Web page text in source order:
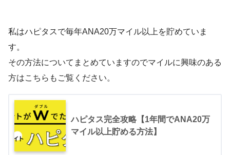
私はハピタスで毎年ANA20万マイル以上を貯めていま
す。
その方法についてまとめていますのでマイルに興味のある
方はこちらもご覧ください。
ハピタス完全攻略【1年間でANA20万
マイル以上貯める方法】